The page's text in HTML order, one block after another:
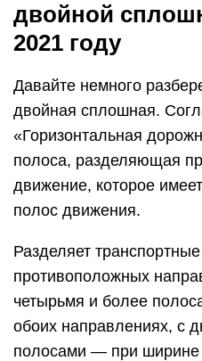
двойной
2021 году
Давайте немного
двойная сплошная.
«Горизонтальная
полоса, разделяющая
движение, которое
полос движения.
Разделяет
противоположных
четырьмя и более
обоих направлениях, с
полосами — при ширине